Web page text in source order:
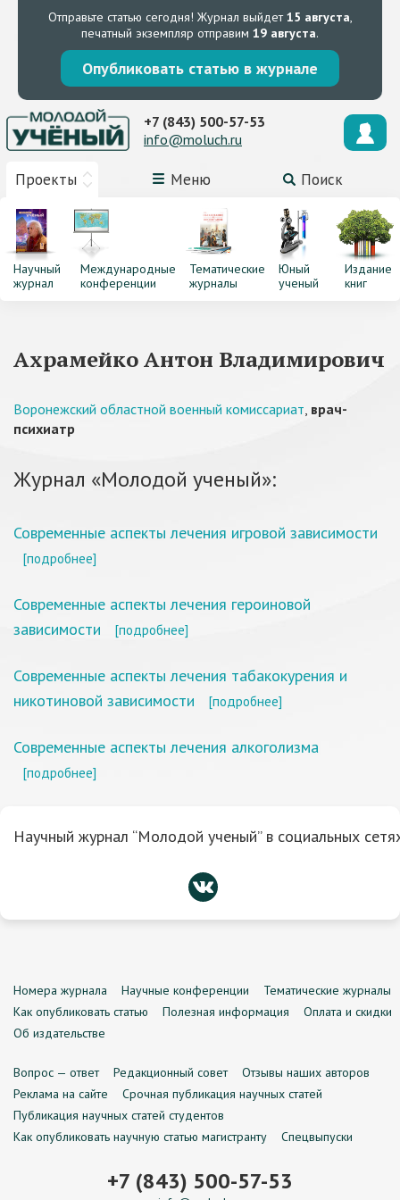
Отправьте статью сегодня! Журнал выйдет15 августа,
печатный экземпляр отправим 19 августа.
Опубликовать статью в журнале
Проекты Меню Поиск
+7 (843) 500-57-53
info@moluch.ru
Научный
журнал
Международные
конференции
Тематические
журналы
Юный
ученый
Издание
книг
Ахрамейко Антон Владимирович
Воронежский областной военный комиссариат, врач-
психиатр
Журнал «Молодой ученый»:
Современные аспекты лечения игровой зависимости
[подробнее]
Современные аспекты лечения героиновой
зависимости
[подробнее]
Современные аспекты лечения табакокурения и
никотиновой зависимости
[подробнее]
Современные аспекты лечения алкоголизма
[подробнее]
Научный журнал “Молодой ученый” в социальных
Номера журнала Научные конференции
Тематические журналы
Как опубликовать статью
Полезная информация
Оплата и скидки
Об издательстве
Вопрос — ответ Редакционный совет
Отзывы наших авторов
Реклама на сайте
Срочная публикация научных статей
Публикация научных статей студентов
Как опубликовать научную статью магистранту
Спецвыпуски
+7 (843) 500-57-53